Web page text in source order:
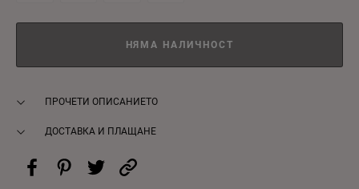
НЯМА НАЛИЧНОСТ
ПРОЧЕТИ ОПИСАНИЕТО
ДОСТАВКА И ПЛАЩАНЕ